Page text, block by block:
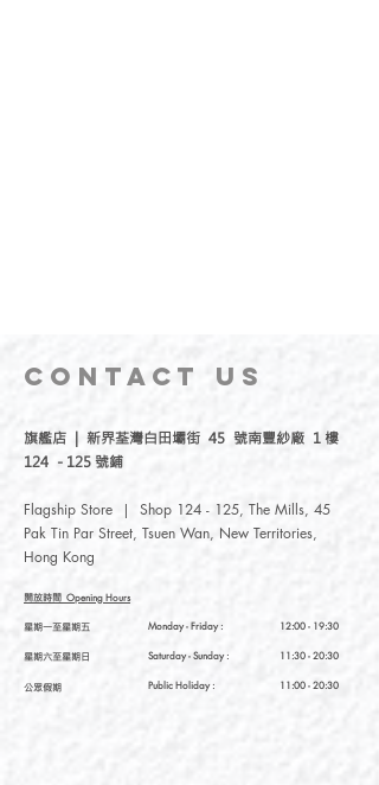
CONTACT US
旗艦店 | 新界荃灣白田壩街 45 號南豐紗廠 1 樓
124 - 125 號鋪
Flagship Store | Shop 124 - 125, The Mills, 45
Pak Tin Par Street, Tsuen Wan, New Territories,
Hong Kong
開放時間 Opening Hours
星期一至星期五
星期六至星期日
公眾假期
12:00 - 19:30
11:30 - 20:30
11:00 - 20:30
Monday - Friday :
Saturday- Sunday :
Public Holiday :